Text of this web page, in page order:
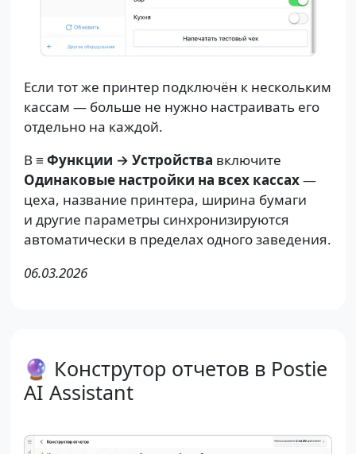
Если тот же принтер подключён к нескольким
кассам — больше не нужно настраивать его
отдельно на каждой.
В ≡ Функции → Устройства включите
Одинаковые настройки на всех кассах—
цеха, название принтера, ширина бумаги
и другие параметры синхронизируются
автоматически в пределах одного заведения.
06.03.2026
🔮 Конструтор отчетов в Postie
AI Assistant